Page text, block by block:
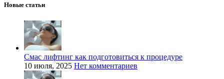
Новые статьи
Смас лифтинг как подготовиться к процедуре
10 июля, 2025 Нет комментариев